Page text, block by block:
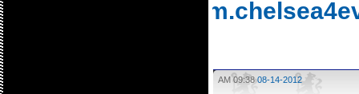
http://
08-14-2012
09:38 AM